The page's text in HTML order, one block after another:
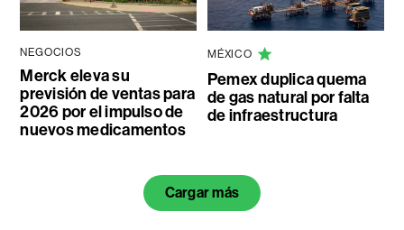
NEGOCIOS
Merck eleva su
previsión de ventas para
2026 por el impulso de
nuevos medicamentos
MÉXICO
Pemex duplica quema
de gas natural por falta
de infraestructura
Cargar más